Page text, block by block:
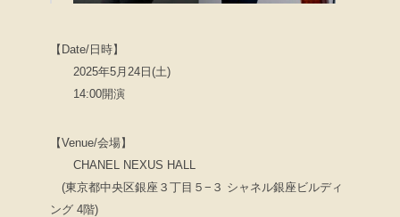
【Date/日時】
2025年5月24日(土)
14:00開演
【Venue/会場】
CHANEL NEXUS HALL
(東京都中央区銀座３丁目５−３ シャネル銀座ビルディ
ング 4階)